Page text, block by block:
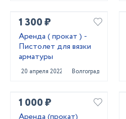
1 300 ₽
Аренда ( прокат ) -
Пистолет для вязки
арматуры
20 апреля 2022 Волгоград
1 000 ₽